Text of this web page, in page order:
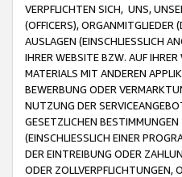
VERPFLICHTEN SICH, UNS,
(OFFICERS),
AUSLAGEN (EINSCHLIESSLICH
IHRER WEBSITE BZW. AUF
MATERIALS MIT ANDEREN
BEWERBUNG ODER
NUTZUNG DER
GESETZLICHEN
(EINSCHLIESSLICH EINER
DER EINTREIBUNG ODER
ODER ZOLLVERPFLICHTUNGEN,